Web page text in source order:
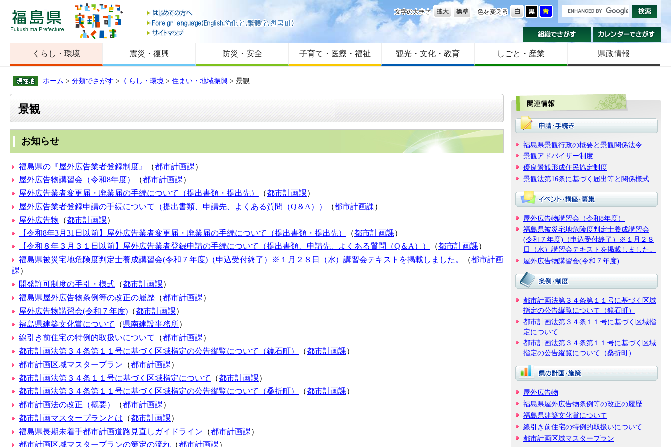
福島県
はじめての方へ
Foreign language
サイトマップ
色を変える
文字の大きさ
組織でさがす
くらし・環境 震災・復興 防災・安全 子育て・医療・福祉 観光・文化・教育 しごと・産業 県政情報
ホーム > 分類でさがす > くらし・環境 > 住まい・地域振興 > 景観
景観
お知らせ
福島県の『屋外広告業者登録制度』 （都市計画課）
屋外広告物講習会（令和8年度）
（都市計画課）
屋外広告業者変更届・廃業届の手続について（提出書類・提出先）
（都市計画課）
屋外広告業者登録申請の手続について（提出書類、申請先、よくある質問（Q＆A））
（都市計画課）
屋外広告物 （都市計画課）
【令和8年3月31日以前】屋外広告業者変更届・廃業届の手続について（提出書類・提出先）
（都市計画課）
【令和８年３月３１日以前】屋外広告業者登録申請の手続について（提出書類、申請先、よくある質問（Q＆A））
（都市計画課）
福島県被災宅地危険度判定士養成講習会(令和７年度)（申込受付終了）※１月２８日（水）講習会テキストを掲載しました。
（都市計画
課）
開発許可制度の手引・様式 （都市計画課）
福島県屋外広告物条例等の改正の履歴 （都市計画課）
屋外広告物講習会(令和７年度) （都市計画課）
福島県建築文化賞について
（県南建設事務所）
線引き前住宅の特例的取扱いについて
（都市計画課）
都市計画法第３４条第１１号に基づく区域指定の公告縦覧について（鏡石町）
（都市計画課）
都市計画区域マスタープラン （都市計画課）
都市計画法第３４条１１号に基づく区域指定について
（都市計画課）
都市計画法第３４条第１１号に基づく区域指定の公告縦覧について（桑折町）
（都市計画課）
都市計画法の改正（概要）
（都市計画課）
都市計画マスタープランとは （都市計画課）
福島県長期未着手都市計画道路見直しガイドライン （都市計画課）
都市計画区域マスタープランの策定の流れ （都市計画課）
福島県景観行政の概要と景観関係法令
景観アドバイザー制度
優良景観形成住民協定制度
景観法第16条に基づく届出等と関係様式
屋外広告物講習会（令和8年度）
福島県被災宅地危険度判定士養成講習会
(令和７年度)（申込受付終了）※１月２８
日（水）講習会テキストを掲載しました。
屋外広告物講習会(令和７年度)
都市計画法第３４条第１１号に基づく区域
指定の公告縦覧について（鏡石町）
都市計画法第３４条１１号に基づく区域指
定について
都市計画法第３４条第１１号に基づく区域
指定の公告縦覧について（桑折町）
屋外広告物
福島県屋外広告物条例等の改正の履歴
福島県建築文化賞について
線引き前住宅の特例的取扱いについて
都市計画区域マスタープラン